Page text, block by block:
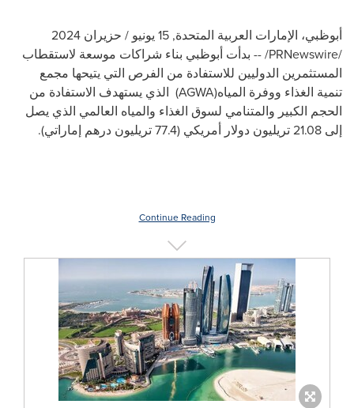
أبوظبي، الإمارات العربية المتحدة, 15 يونيو / حزيران 2024
/PRNewswire/ --
بدأت أبوظبي بناء شراكات موسعة لاستقطاب
المستثمرين الدوليين للاستفادة من الفرص التي يتيحها مجمع
تنمية الغذاء ووفرة المياه(AGWA) الذي يستهدف الاستفادة من
الحجم الكبير والمتنامي لسوق الغذاء والمياه العالمي الذي يصل
إلى 21.08 تريليون دولار أمريكي (77.4 تريليون درهم إماراتي).
Continue Reading